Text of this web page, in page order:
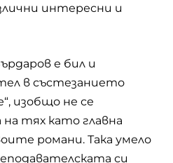
интересни и
е бил и
в състезанието
изобщо не се
на тях като главна
романи. Така умело
си